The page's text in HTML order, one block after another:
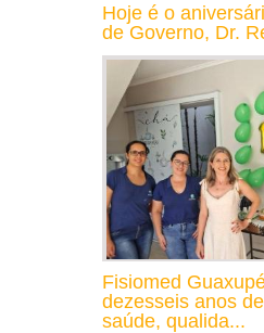
Hoje é o
de Governo, Dr.
Fisiomed
dezesseis anos
saúde, qualida...